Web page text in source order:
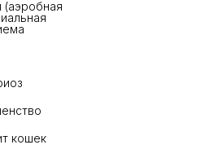
(аэробная
кошек